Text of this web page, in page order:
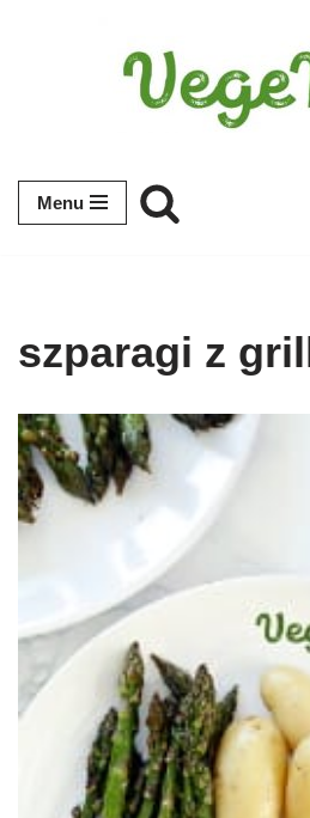
Menu
szparagi z